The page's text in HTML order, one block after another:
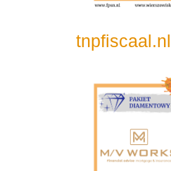
tnpfiscaal.nl